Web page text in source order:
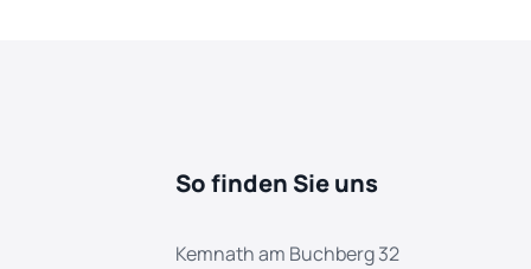
So finden Sie uns
Kemnath am Buchberg 32